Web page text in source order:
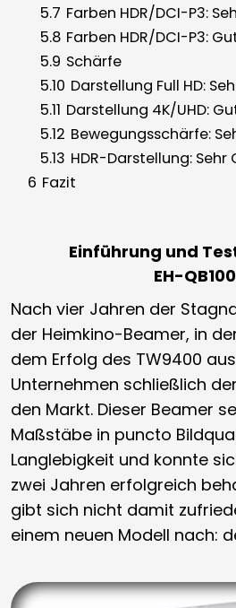
5.7 Farben HDR/DCI-P3:
5.8 Farben HDR/DCI-P3:
5.9 Schärfe
5.10 Darstellung Full HD:
5.11 Darstellung 4K/UHD:
5.12 Bewegungsschärfe:
5.13 HDR-Darstellung: Sehr
6 Fazit
Einführung und
EH-
Nach vier Jahren der
der Heimkino-Beamer, in
dem Erfolg des TW9400
Unternehmen schließlich
den Markt. Dieser Beamer
Maßstäbe in puncto
Langlebigkeit und konnte
zwei Jahren erfolgreich
gibt sich nicht damit
einem neuen Modell nach: